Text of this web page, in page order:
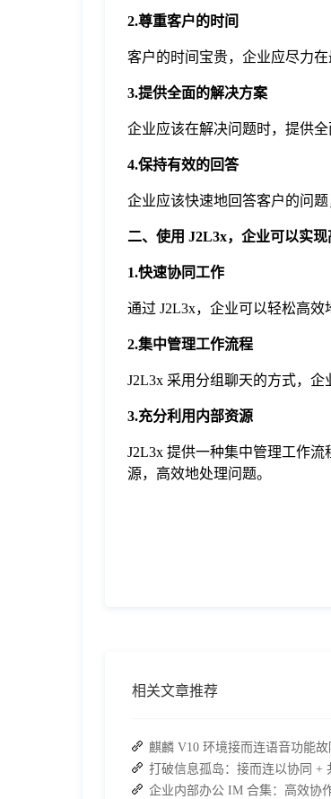
2.尊重客户的时间
客户的时间宝贵，企业应尽力
3.提供全面的解决方案
企业应该在解决问题时，提供
4.保持有效的回答
企业应该快速地回答客户的问
二、使用 J2L3x，企业可以实
1.快速协同工作
通过 J2L3x，企业可以轻松高
2.集中管理工作流程
J2L3x 采用分组聊天的方式，
3.充分利用内部资源
J2L3x 提供一种集中管理工作
源，高效地处理问题。
相关文章推荐